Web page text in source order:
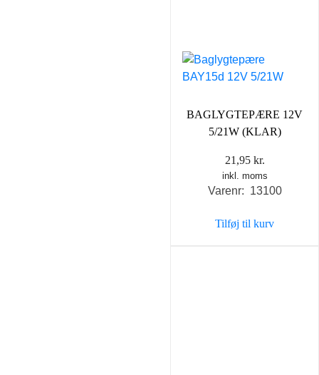
BAGLYGTEPÆRE 12V
5/21W (KLAR)
21,95 kr.
inkl. moms
Varenr: 13100
Tilføj til kurv